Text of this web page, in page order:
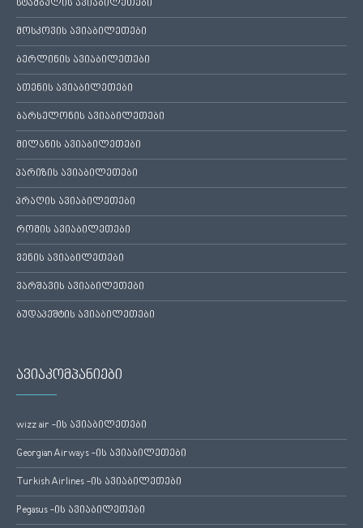
სტამბულის ავიაბილეთები
მოსკოვის ავიაბილეთები
ბერლინის ავიაბილეთები
ათენის ავიაბილეთები
ბარსელონის ავიაბილეთები
მილანის ავიაბილეთები
პარიზის ავიაბილეთები
პრაღის ავიაბილეთები
რომის ავიაბილეთები
ვენის ავიაბილეთები
ვარშავის ავიაბილეთები
ბუდაპეშტის ავიაბილეთები
ავიაკომპანიები
wizz air -ის ავიაბილეთები
Georgian Airways -ის ავიაბილეთები
Turkish Airlines -ის ავიაბილეთები
Pegasus -ის ავიაბილეთები